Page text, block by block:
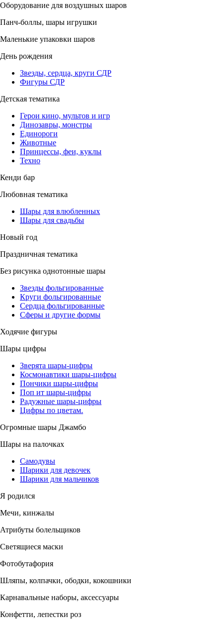
Оборудование для воздушных шаров
Панч-боллы, шары игрушки
Маленькие упаковки шаров
День рождения
Звезды, сердца, круги СДР
Фигуры СДР
Детская тематика
Герои кино, мультов и игр
Динозавры, монстры
Единороги
Животные
Принцессы, феи, куклы
Техно
Кенди бар
Любовная тематика
Шары для влюбленных
Шары для свадьбы
Новый год
Праздничная тематика
Без рисунка однотонные шары
Звезды фольгированные
Круги фольгированные
Сердца фольгированные
Сферы и другие формы
Ходячие фигуры
Шары цифры
Зверята шары-цифры
Космонавтики шары-цифры
Пончики шары-цифры
Поп ит шары-цифры
Радужные шары-цифры
Цифры по цветам.
Огромные шары Джамбо
Шары на палочках
Самодувы
Шарики для девочек
Шарики для мальчиков
Я родился
Мечи, кинжалы
Атрибуты болельщиков
Светящиеся маски
Фотобутафория
Шляпы, колпачки, ободки, кокошники
Карнавальные наборы, аксессуары
Конфетти, лепестки роз